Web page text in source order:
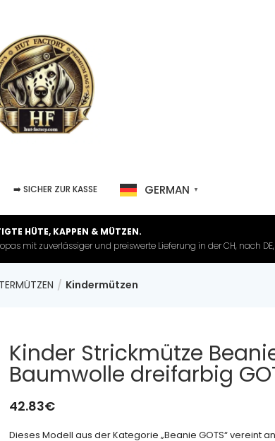
➡️ SICHER ZUR KASSE GERMAN ▼
HÜTE, KAPPEN & MÜTZEN.
mit zuverlässiger und preiswerte Lieferung in der CH, nach DE,
Kindermützen
Kinder Strickmütze
Baumwolle dreifarbig
42.83€
Dieses Modell aus der Kategorie „Beanie GOTS“ vereint